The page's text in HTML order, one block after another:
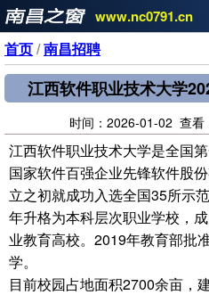
www.nc0791.cn
首页/南昌招聘
江西软件职业技术大学
时间：2026-01-02 查看
江西软件职业技术大学是全国
国家软件百强企业先锋软件股
立之初就成功入选全国35所示
年升格为本科层次职业学校，
业教育高校。2019年教育部批
学。
目前校园占地面积2700余亩，